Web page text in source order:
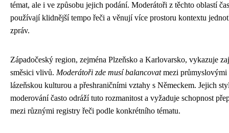
témat, ale i ve způsobu jejich podání. Moderátoři z těchto oblastí
používají klidnější tempo řeči a věnují více prostoru kontextu
zpráv.
Západočeský region, zejména Plzeňsko a Karlovarsko, vykazuje
směsici vlivů. Moderátoři zde musí balancovatmezi průmyslovými
lázeňskou kulturou a přeshraničními vztahy s Německem. Jejich
moderování často odráží tuto rozmanitost a vyžaduje schopnost
mezi různými registry řeči podle konkrétního tématu.